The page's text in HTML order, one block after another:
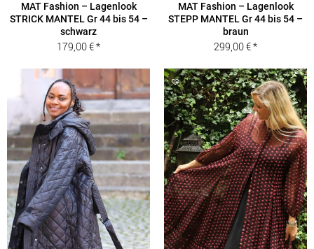
MAT Fashion – Lagenlook
STRICK MANTEL Gr 44 bis 54 –
schwarz
179,00€
MAT Fashion – Lagenlook
STEPP MANTEL Gr 44 bis 54 –
braun
299,00€